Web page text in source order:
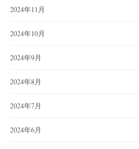
2024年11月
2024年10月
2024年9月
2024年8月
2024年7月
2024年6月